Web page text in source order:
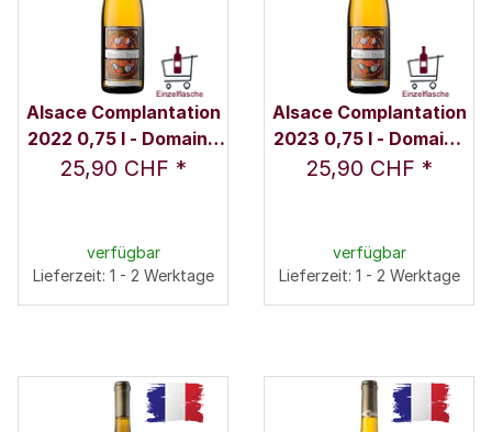
Alsace Complantation
2022 0,75 l - Domaine
Marcel Deiss
25,90 CHF *
verfügbar
Lieferzeit: 1 - 2 Werktage
Alsace Complantation
2023 0,75 l - Domaine
Marcel Deiss
25,90 CHF *
verfügbar
Lieferzeit: 1 - 2 Werktage